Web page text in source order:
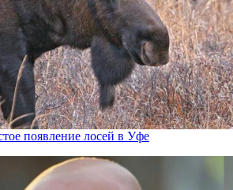
появление лосей в Уфе